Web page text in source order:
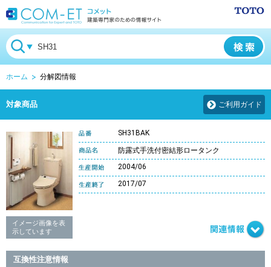
ホーム 分解図情報
対象商品 ご利用ガイド
イメージ画像を表
示しています
SH31BAK
防露式手洗付密結形ロータンク
2004/06
2017/07
互換性注意情報